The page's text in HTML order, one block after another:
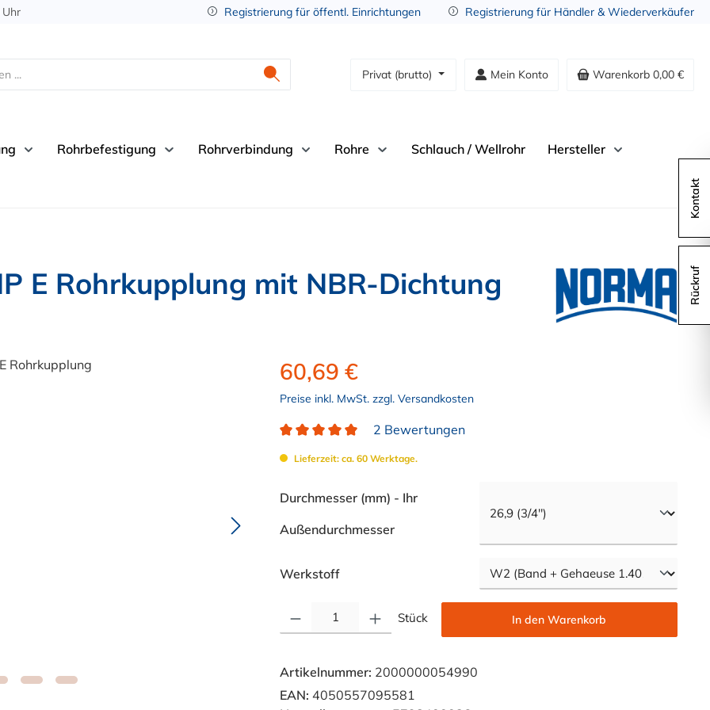
Registrierung für öffentl. Einrichtungen Registrierung für Händler & Wiederverkäufer
Privat (brutto) Mein Konto Warenkorb 0,00 €
Rohrbefestigung Rohrverbindung Rohre Schlauch / Wellrohr Hersteller
E Rohrkupplung mit NBR-Dichtung
60,69 €
Preise inkl. MwSt. zzgl. Versandkosten
2 Bewertungen
Lieferzeit: ca. 60 Werktage.
Durchmesser (mm) - Ihr
Außendurchmesserauswählen
Werkstoffauswählen
Stück In den Warenkorb
Artikelnummer: 2000000054990
EAN: 4050557095581
Kontakt
Rückruf